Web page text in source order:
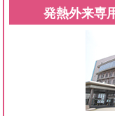
発熱外来専